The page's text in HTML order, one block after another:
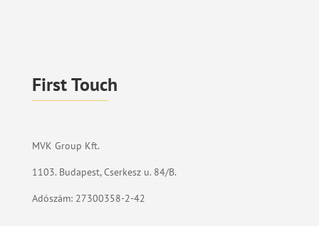
First Touch
MVK Group Kft.
1103. Budapest, Cserkesz u. 84/B.
Adószám: 27300358-2-42